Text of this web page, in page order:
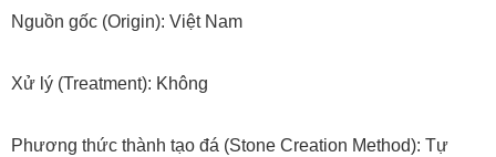
Nguồn gốc (Origin): Việt Nam
Xử lý (Treatment): Không
Phương thức thành tạo đá (Stone Creation Method): Tự